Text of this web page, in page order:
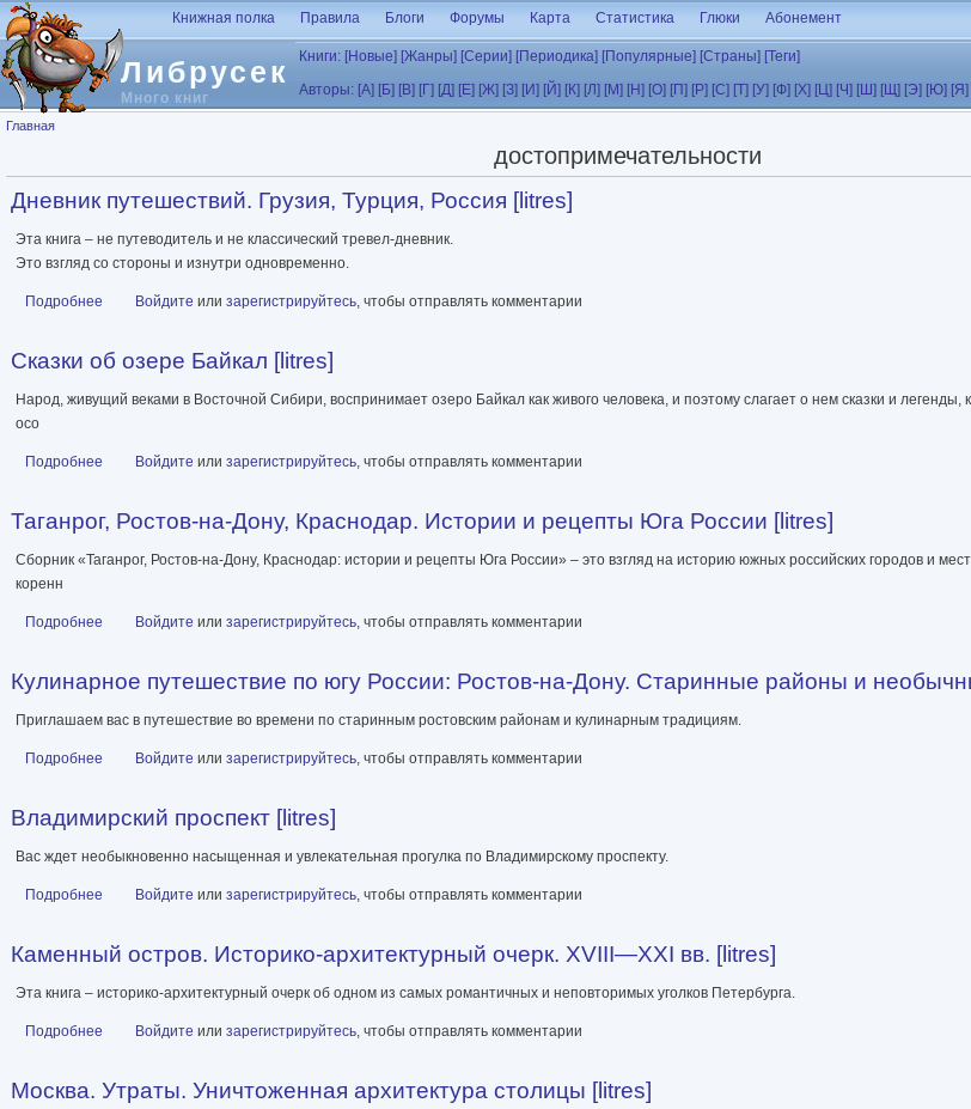
Перейти к основному содержанию
Либрусек
Много книг
Книжная полка Правила Блоги Форумы Карта Статистика Глюки Абонемент
Книги: [Новые] [Жанры] [Серии] [Периодика] [Популярные] [Страны] [Теги]
Авторы: [А] [Б] [В] [Г] [Д] [Е] [Ж] [З] [И] [Й] [К] [Л] [М] [Н] [О] [П] [Р] [С] [Т] [У] [Ф] [Х] [Ц] [Ч] [Ш] [Щ] [Э] [Ю] [Я]
Вы здесь
Главная
достопримечательности
Дневник путешествий. Грузия, Турция, Россия [litres]
Эта книга – не путеводитель и не классический тревел-дневник.
Это взгляд со стороны и изнутри одновременно.
Подробнее о Дневник путешествий. Грузия, Турция, Россия [litres]
Войдите или зарегистрируйтесь, чтобы отправлять комментарии
Сказки об озере Байкал [litres]
Народ, живущий веками в Восточной Сибири, воспринимает озеро Байкал как живого человека, и поэтому слагает о нем сказки и легенды,
осо
Подробнее о Сказки об озере Байкал [litres]
Войдите или зарегистрируйтесь, чтобы отправлять комментарии
Таганрог, Ростов-на-Дону, Краснодар. Истории и рецепты Юга России [litres]
Сборник «Таганрог, Ростов-на-Дону, Краснодар: истории и рецепты Юга России» – это взгляд на историю южных российских городов и
коренн
Подробнее о Таганрог, Ростов-на-Дону, Краснодар. Истории и рецепты Юга России [litres]
Войдите или зарегистрируйтесь, чтобы отправлять комментарии
Кулинарное путешествие по югу России: Ростов-на-Дону. Старинные районы и
Приглашаем вас в путешествие во времени по старинным ростовским районам и кулинарным традициям.
Подробнее о Кулинарное путешествие по югу России: Ростов-на-Дону. Старинные районы и необычные рецепты [litres]
Войдите или зарегистрируйтесь, чтобы отправлять комментарии
Владимирский проспект [litres]
Вас ждет необыкновенно насыщенная и увлекательная прогулка по Владимирскому проспекту.
Подробнее о Владимирский проспект [litres]
Войдите или зарегистрируйтесь, чтобы отправлять комментарии
Каменный остров. Историко-архитектурный очерк. XVIII—XXI вв. [litres]
Эта книга – историко-архитектурный очерк об одном из самых романтичных и неповторимых уголков Петербурга.
Подробнее о Каменный остров. Историко-архитектурный очерк. XVIII—XXI вв. [litres]
Войдите или зарегистрируйтесь, чтобы отправлять комментарии
Москва. Утраты. Уничтоженная архитектура столицы [litres]